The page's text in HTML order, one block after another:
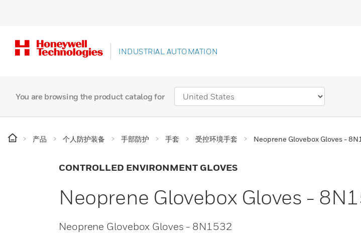
INDUSTRIAL AUTOMATION
You are browsing the product catalog for
产品 个人防护装备 手部防护 手套 受控环境手套 Neoprene Glovebox Gloves -
CONTROLLED ENVIRONMENT GLOVES
Neoprene Glovebox Gloves -
Neoprene Glovebox Gloves - 8N1532